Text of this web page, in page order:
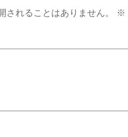
されることはありません。 ※